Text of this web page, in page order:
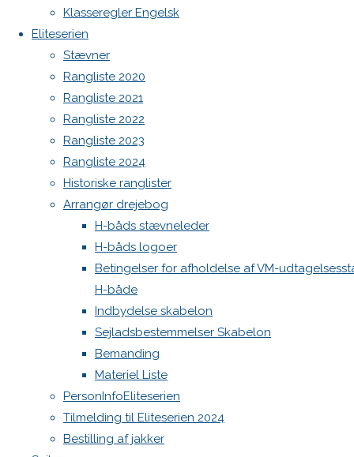
Klasseregler Engelsk
Eliteserien
Stævner
Rangliste 2020
Rangliste 2021
Rangliste 2022
Rangliste 2023
Rangliste 2024
Historiske ranglister
Arrangør drejebog
H-båds stævneleder
H-båds logoer
Betingelser for afholdelse af VM-
H-både
Indbydelse skabelon
Sejladsbestemmelser Skabelon
Bemanding
Materiel Liste
PersonInfoEliteserien
Tilmelding til Eliteserien 2024
Bestilling af jakker
image
Skriv
et
svar
Din e-
mailadresse
vil ikke
blive
publiceret.
Krævede
felter er
markeret
med*
Comment
WordPress.org